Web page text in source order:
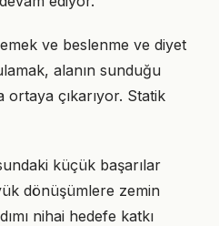
ve beslenme ve diyet
alanın sunduğu
ortaya çıkarıyor. Statik
küçük başarılar
dönüşümlere zemin
nihai hedefe katkı